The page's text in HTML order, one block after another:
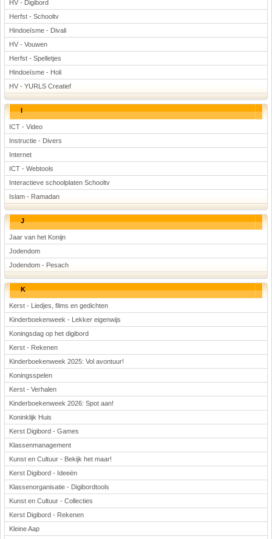
HV - Digibord
Herfst - Schooltv
Hindoeïsme - Divali
HV - Vouwen
Herfst - Spelletjes
Hindoeïsme - Holi
HV - YURLS Creatief
I
ICT - Video
Instructie - Divers
Internet
ICT - Webtools
Interactieve schoolplaten Schooltv
Islam - Ramadan
J
Jaar van het Konijn
Jodendom
Jodendom - Pesach
K
Kerst - Liedjes, films en gedichten
Kinderboekenweek - Lekker eigenwijs
Koningsdag op het digibord
Kerst - Rekenen
Kinderboekenweek 2025: Vol avontuur!
Koningsspelen
Kerst - Verhalen
Kinderboekenweek 2026: Spot aan!
Koninklijk Huis
Kerst Digibord - Games
Klassenmanagement
Kunst en Cultuur - Bekijk het maar!
Kerst Digibord - Ideeën
Klassenorganisatie - Digibordtools
Kunst en Cultuur - Collecties
Kerst Digibord - Rekenen
Kleine Aap